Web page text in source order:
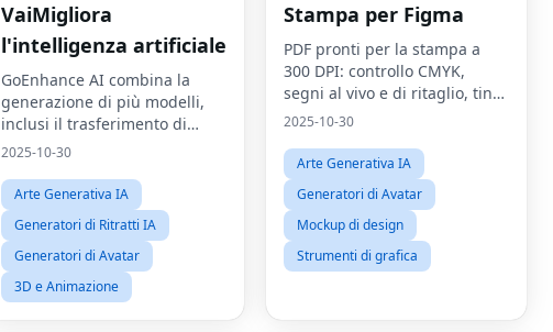
VaiMigliora
l'intelligenza artificiale
GoEnhance AI combina la
generazione di più modelli,
inclusi il trasferimento di
immagini in video, di testo in
2025-10-30
Arte Generativa IA
Generatori di Ritratti IA
Generatori di Avatar
3D e Animazione
Stampa per Figma
PDF pronti per la stampa a
300 DPI: controllo CMYK,
segni al vivo e di ritaglio, tinte
piatte/Pantone, sovrastampa
2025-10-30
Arte Generativa IA
Generatori di Avatar
Mockup di design
Strumenti di grafica